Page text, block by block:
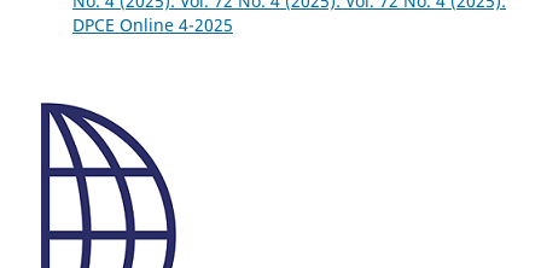
DPCE Online 4-2025